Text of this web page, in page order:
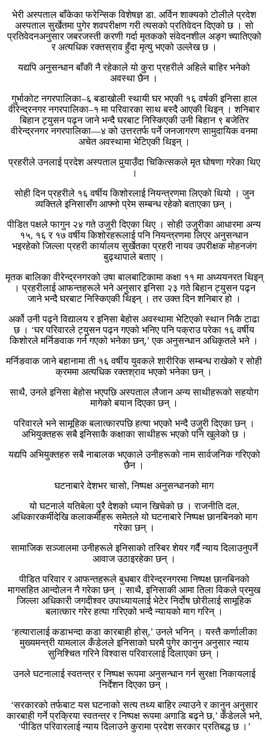
भेरी अस्पताल बाँकेका फरेन्सिक विशेषज्ञ डा. अर्विन शाक्यको टोलीले प्रदेश
अस्पताल सुर्खेतमा पुगेर शवपरीक्षण गरी त्यसको प्रतिवेदन दिएको छ । सो
प्रतिवेदनअनुसार जबरजस्ती करणी गर्दा मृतकको संवेदनशील अङ्ग च्यातिएको
र अत्यधिक रक्तस्राव हुँदा मृत्यु भएको उल्लेख छ ।
यद्यपि अनुसन्धान बाँकी नै रहेकाले यो कुरा प्रहरीले अहिले बाहिर भनेको
अवस्था छैन ।
गुर्भाकोट नगरपालिका–६ बडाखोली स्थायी घर भएकी १६ वर्षकी इनिसा हाल
वीरेन्द्रनगर नगरपालिका–१ मा परिवारका साथ बस्दै आएकी थिइन् । शनिबार
बिहान ट्युसन पढ्न जाने भन्दै घरबाट निस्किएकी उनी बिहान ९ बजेतिर
वीरेन्द्रनगर नगरपालिका—४ को उत्तरतर्फ पर्ने जनजागरण सामुदायिक वनमा
अचेत अवस्थामा भेटिएकी थिइन् ।
प्रहरीले उनलाई प्रदेश अस्पताल पुर्‍याउँदा चिकित्सकले मृत घोषणा गरेका थिए
।
सोही दिन प्रहरीले १६ वर्षीय किशोरलाई नियन्त्रणमा लिएको थियो । जुन
व्यक्तिले इनिसासँग आफ्नो प्रेम सम्बन्ध रहेको बताएका छन् ।
पीडित पक्षले फागुन २४ गते उजुरी दिएका थिए । सोही उजुरीका आधारमा अन्य
१५, १६ र १७ वर्षीय किशोरहरूलाई पनि नियन्त्रणमा लिएर अनुसन्धान
भइरहेको जिल्ला प्रहरी कार्यालय सुर्खेतका प्रहरी नायव उपरीक्षक मोहनजंग
बुढ्थापाले बताए ।
मृतक बालिका वीरेन्द्रनगरको उषा बालबाटिकामा कक्षा ११ मा अध्ययनरत थिइन्
। प्रहरीलाई आफन्तहरूले भने अनुसार इनिसा २३ गते बिहान ट्युसन पढ्न
जाने भन्दै घरबाट निस्किएकी थिइन् । तर उक्त दिन शनिबार हो ।
अर्को उनी पढ्ने विद्यालय र इनिसा बेहोस अवस्थामा भेटिएको स्थान निकै टाढा
छ । ‘घर परिवारले ट्युसन पढ्न गएको भनिए पनि पक्राउ परेका १६ वर्षीय
किशोरले मर्निङवाक गर्न गएको भनेका छन्,’ एक अनुसन्धान अधिकृतले भने ।
मर्निङवाक जाने बहानामा ती १६ वर्षीय युवकले शारीरिक सम्बन्ध राखेको र सोही
क्रममा अत्यधिक रक्तश्राव भएको भनेका छन् ।
साथै, उनले इनिसा बेहोस भएपछि अस्पताल लैजान अन्य साथीहरूको सहयोग
मागेको बयान दिएका छन् ।
परिवारले भने सामूहिक बलात्कारपछि हत्या भएको भन्दै उजुरी दिएका छन् ।
अभियुक्तहरू सबै इनिसाकै कक्षाका साथीहरू भएको पनि खुलेको छ ।
यद्यपि अभियुक्तहरु सबै नाबालक भएकाले उनीहरूको नाम सार्वजनिक गरिएको
छैन ।
घटनाबारे देशभर चासो, निष्पक्ष अनुसन्धानको माग
यो घटनाले यतिबेला पुरै देशको ध्यान खिचेको छ । राजनीति दल,
अधिकारकर्मीदेखि कलाकर्मीहरू समेतले यो घटनाबारे निष्पक्ष छानबिनको माग
गरेका छन् ।
सामाजिक सञ्जालमा उनीहरूले इनिसाको तस्बिर शेयर गर्दै न्याय दिलाउनुपर्ने
आवाज उठाइरहेका छन् ।
पीडित परिवार र आफन्तहरूले बुधबार वीरेन्द्रनगरमा निष्पक्ष छानबिनको
मागसहित आन्दोलन नै गरेका छन् । साथै, इनिसाकी आमा तिला विकले प्रमुख
जिल्ला अधिकारी जगदीश्वर उपाध्यायलाई भेटेर निर्दोष छोरीलाई सामूहिक
बलात्कार गरेर हत्या गरिएको भन्दै न्यायको माग गरिन् ।
‘हत्यारालाई कडाभन्दा कडा कारबाही होस्,’ उनले भनिन् । यस्तै कर्णालीका
मुख्यमन्त्री यामलाल कँडेलले इनिसाको घरमै पुगेर कानुन अनुसार न्याय
सुनिश्चित गरिने विश्वास परिवारलाई दिलाएका छन् ।
उनले घटनालाई स्वतन्त्र र निष्पक्ष रूपमा अनुसन्धान गर्न सुरक्षा निकायलाई
निर्देशन दिएका छन् ।
‘सरकारको तर्फबाट यस घटनाको सत्य तथ्य बाहिर ल्याउने र कानुन अनुसार
कारबाही गर्ने प्रक्रिया स्वतन्त्र र निष्पक्ष रूपमा अगाडि बढ्ने छ,’ कँडेलले भने,
‘पीडित परिवारलाई न्याय दिलाउने कुरामा प्रदेश सरकार प्रतिबद्ध छ ।’